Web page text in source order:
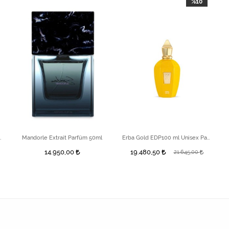
Mandorle Extrait Parfüm 50ml
14.950,00 19.480,50 21.645,00
%10